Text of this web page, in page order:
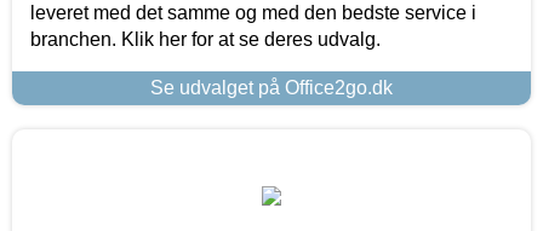
leveret med det samme og med den bedste service i
branchen. Klik her for at se deres udvalg.
Se udvalget på Office2go.dk